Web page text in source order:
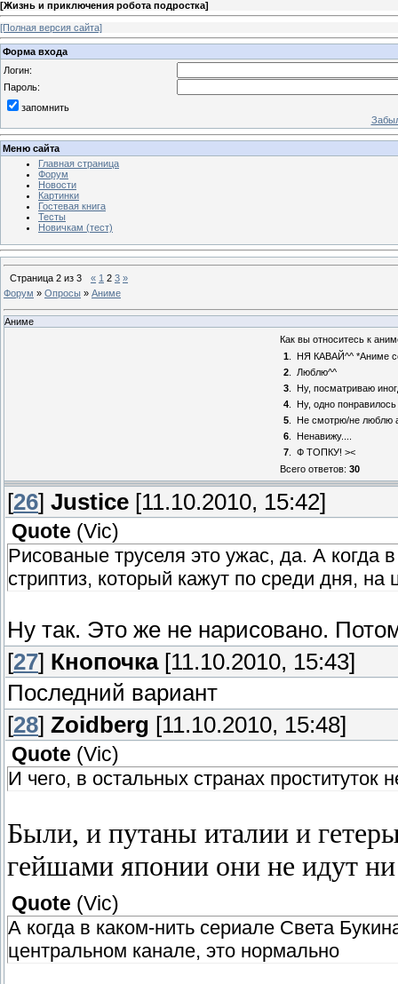
[Жизнь и приключения робота подростка]
[Полная версия сайта]
Форма входа
Логин:
Пароль:
запомнить
Меню сайта
Главная страница
Форум
Новости
Картинки
Гостевая книга
Тесты
Новичкам (тест)
Страница 2 из 3 « 1 2 3 »
Форум » Опросы » Аниме
Аниме
Как вы относитесь к
1
НЯ КАВАЙ^^ *Аниме
2
Люблю^^
3
Ну, посматриваю
4
Ну, одно понравилось
5
Не смотрю/не люблю
6
Ненавижу....
7
Ф ТОПКУ! ><
Всего ответов: 30
[26] Justice [11.10.2010, 15:42]
Quote (Vic)
Рисованые труселя это ужас, да. А когда
стриптиз, который кажут по среди дня,
Ну так. Это же не нарисовано.
[27] Кнопочка[11.10.2010, 15:43]
Последний вариант
[28] Zoidberg [11.10.2010, 15:48]
Quote (Vic)
И чего, в остальных странах проституток
Были, и путаны италии и
гейшами японии они не идут ни
Quote (Vic)
А когда в каком-нить сериале Света
центральном канале, это нормально